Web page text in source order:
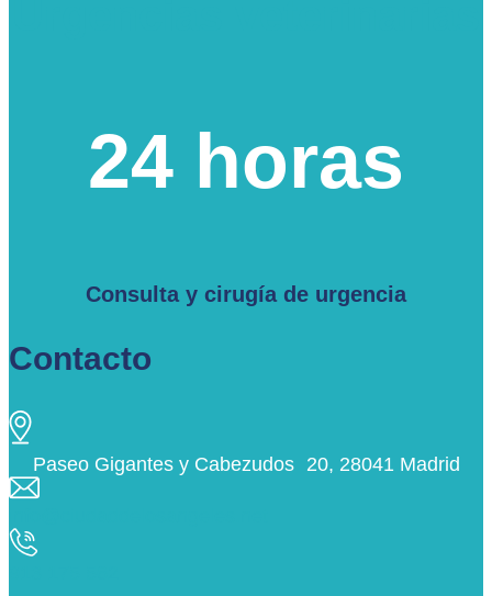
24 horas
Consulta y cirugía de urgencia
Contacto
Paseo Gigantes y Cabezudos 20, 28041 Madrid